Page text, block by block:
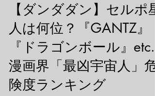
**『SAKAMOTO DAYS（サカモトデイ
ズ）』 と 『喧嘩独学』**のキャラクターた
ちを招集！ 作品の垣根を超えた、漢たちの
拳によるランキングTOP3を発表します！
【ダンダダン】肉弾戦なら負けねぇ！『サ
モトデイズ』『喧嘩独学』と殴り合い「ス
ゴロ最強」ランキング 第3位：志村光太（
嘩独学） スタイル：動画で学んだ喧嘩テク
【ダンダダン】セルポ星
人は何位？『GANTZ』
『ドラゴンボール』etc...
漫画界「最凶宇宙人」危
険度ランキング